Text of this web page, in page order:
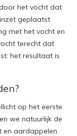
het vocht dat
geplaatst
met het vocht en
terecht dat
het resultaat is
op het eerste
we natuurlijk de
en aardappelen.